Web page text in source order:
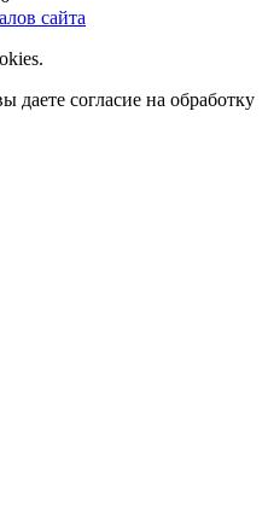
сайта
даете согласие на обработку